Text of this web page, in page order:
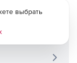
выбрать